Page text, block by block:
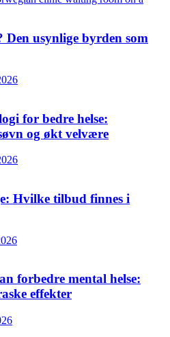
Den usynlige byrden som
for bedre helse:
og økt velvære
Hvilke tilbud finnes i
forbedre mental helse:
effekter